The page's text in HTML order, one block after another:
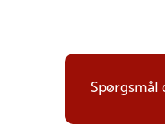
Spørgsmål